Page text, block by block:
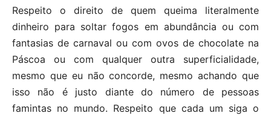
Respeito o direito de quem queima literalmente
dinheiro para soltar fogos em abundância ou com
fantasias de carnaval ou com ovos de chocolate na
Páscoa ou com qualquer outra superficialidade,
mesmo que eu não concorde, mesmo achando que
isso não é justo diante do número de pessoas
famintas no mundo. Respeito que cada um siga o